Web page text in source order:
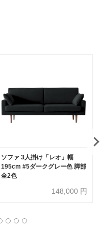
ソファ 3人掛け「レオ」幅
195cm #5ダークグレー色 脚部
全2色
148,000 円